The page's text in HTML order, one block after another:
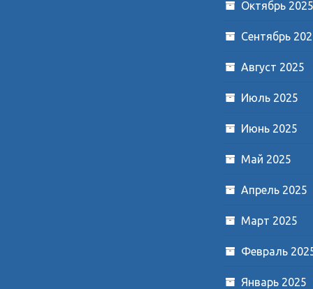
Октябрь 2025
Сентябрь
Август 2025
Июль 2025
Июнь 2025
Май 2025
Апрель 2025
Март 2025
Февраль
Январь 2025